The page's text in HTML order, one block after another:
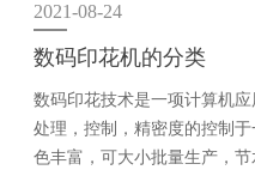
2021-08-24
数码印花机的分类
数码印花技术是一项计算机
处理，控制，精密度的控制
色丰富，可大小批量生产，